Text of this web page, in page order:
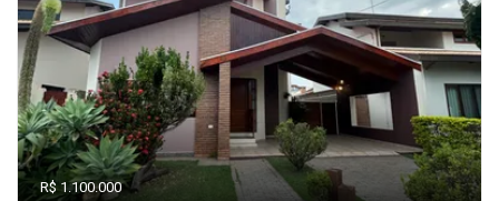
R$ 1.100.000